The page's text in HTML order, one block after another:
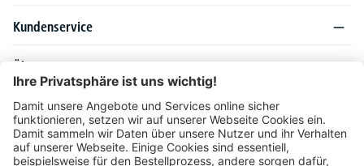
Kundenservice
Über DELTA-V
Produktsortiment
Ratgeber